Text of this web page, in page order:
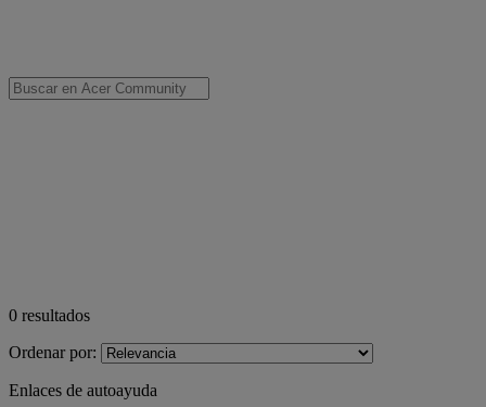
0 resultados
Ordenar por:
Enlaces de autoayuda